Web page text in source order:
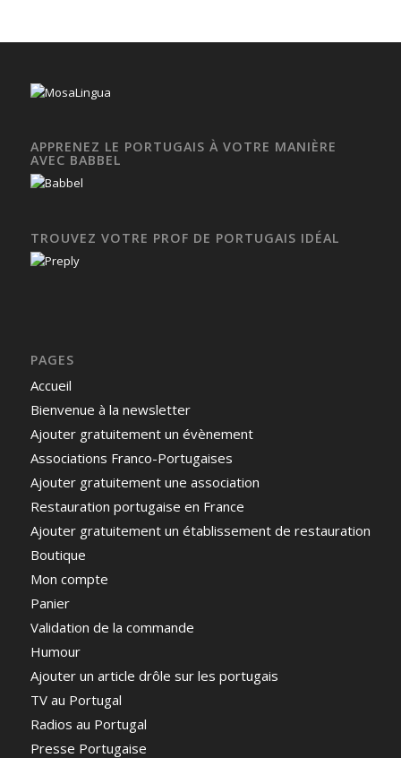
APPRENEZ LE PORTUGAIS À VOTRE MANIÈRE
AVEC BABBEL
TROUVEZ VOTRE PROF DE PORTUGAIS IDÉAL
PAGES
Accueil
Bienvenue à la newsletter
Ajouter gratuitement un évènement
Associations Franco-Portugaises
Ajouter gratuitement une association
Restauration portugaise en France
Ajouter gratuitement un établissement de restauration
Boutique
Mon compte
Panier
Validation de la commande
Humour
Ajouter un article drôle sur les portugais
TV au Portugal
Radios au Portugal
Presse Portugaise